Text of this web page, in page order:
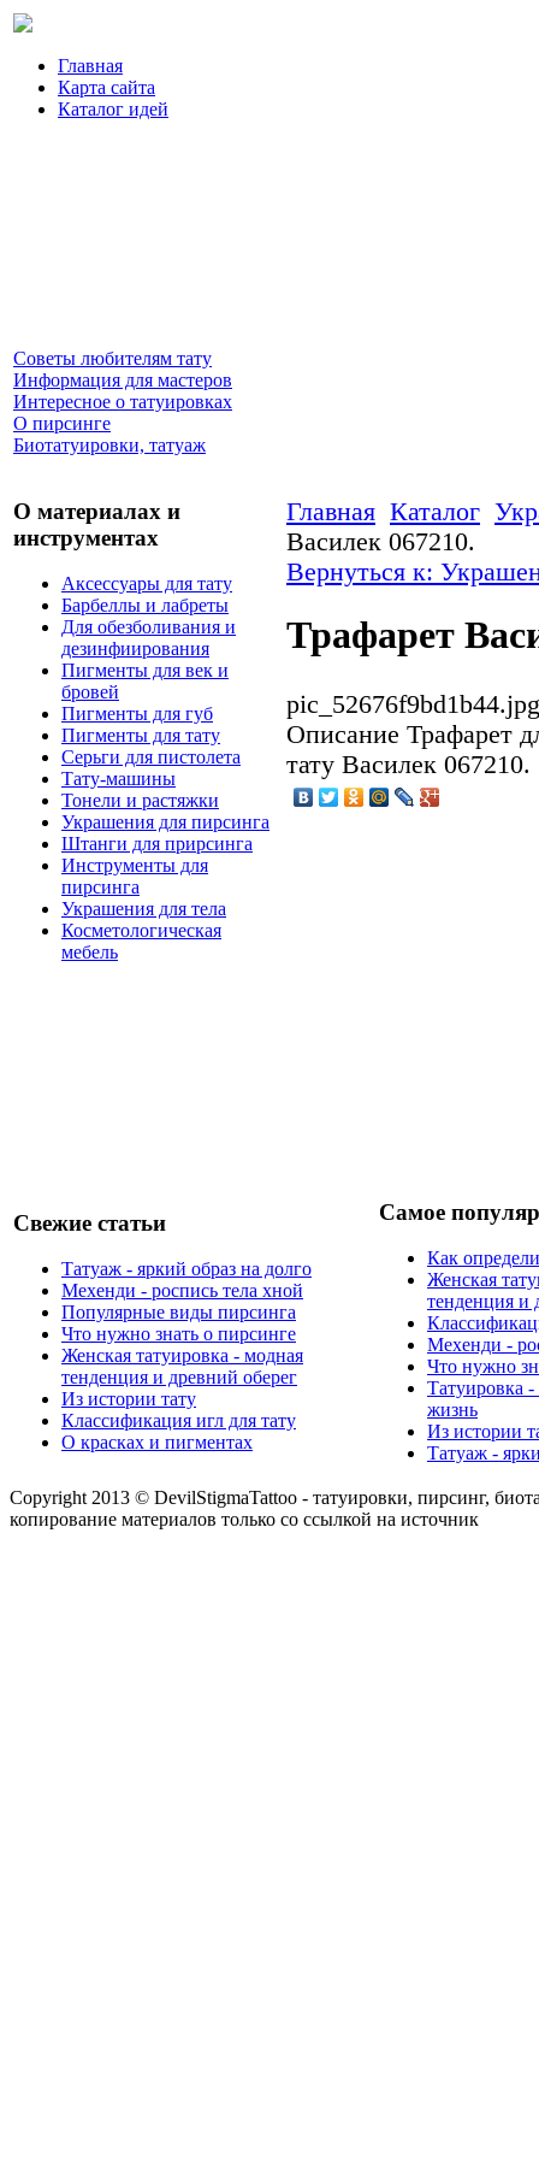
Главная
Карта сайта
Каталог идей
Советы любителям тату
Информация для мастеров
Интересное о татуировках
О пирсинге
Биотатуировки, татуаж
О материалах и
инструментах
Аксессуары для тату
Барбеллы и лабреты
Для обезболивания и
дезинфиирования
Пигменты для век и
бровей
Пигменты для губ
Пигменты для тату
Серьги для пистолета
Тату-машины
Тонели и растяжки
Украшения для пирсинга
Штанги для прирсинга
Инструменты для
пирсинга
Украшения для тела
Косметологическая
мебель
Главная Каталог
Василек 067210.
Вернуться к:
Трафарет
pic_52676f9bd1b44.jpg
Описание Трафарет
тату Василек 067210.
Свежие статьи
Татуаж - яркий образ на долго
Мехенди - роспись тела хной
Популярные виды пирсинга
Что нужно знать о пирсинге
Женская татуировка - модная
тенденция и древний оберег
Из истории тату
Классификация игл для тату
О красках и пигментах
Самое
Как
Женская
тенденция и
Мехенди -
Что нужно
Татуировка
жизнь
Из истории
Татуаж -
Copyright 2013 © DevilStigmaTattoo - татуировки, пирсинг,
копирование материалов только со ссылкой на источник